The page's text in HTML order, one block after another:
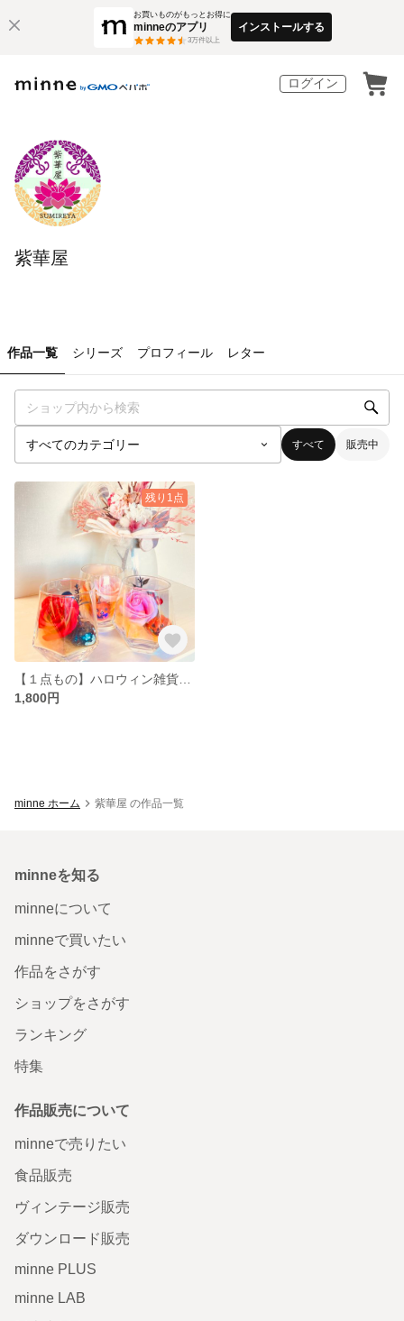
お買いものがもっとお得に
minneのアプリ
3万件以上
インストールする
ログイン
紫華屋
作品一覧 シリーズ プロフィール レター
すべて 販売中
残り1点
1,800円
minne ホーム 紫華屋 の作品一覧
minneを知る
minneについて
minneで買いたい
作品をさがす
ショップをさがす
ランキング
特集
作品販売について
minneで売りたい
食品販売
ヴィンテージ販売
ダウンロード販売
minne PLUS
minne LAB